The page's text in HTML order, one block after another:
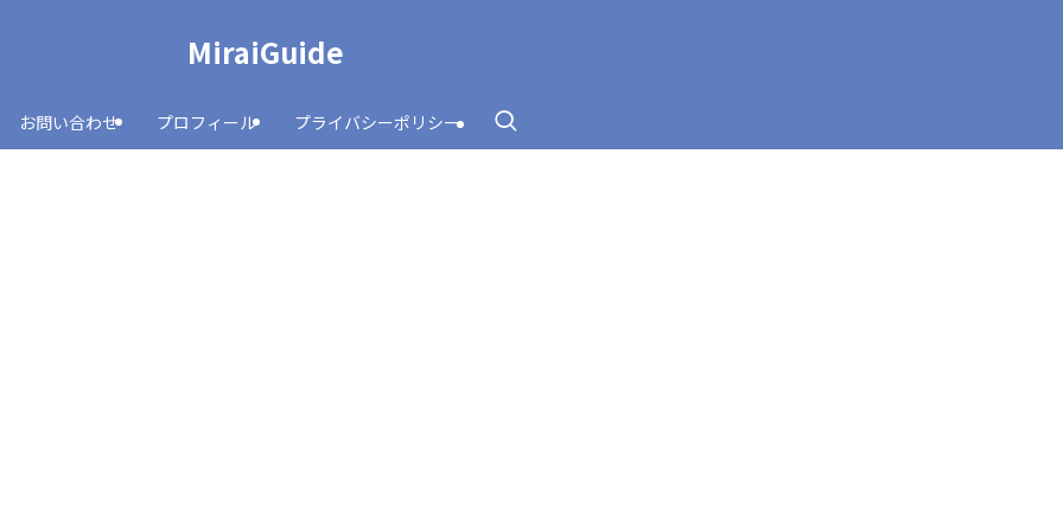
MiraiGuide
お問い合わせ プロフィール プライバシーポリシー